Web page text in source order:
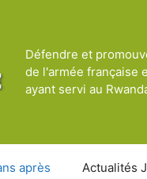
Défendre et
de l'armée française
ayant servi au
après Actualités